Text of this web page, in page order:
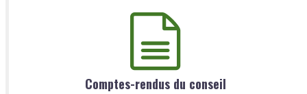
Comptes-rendus du conseil